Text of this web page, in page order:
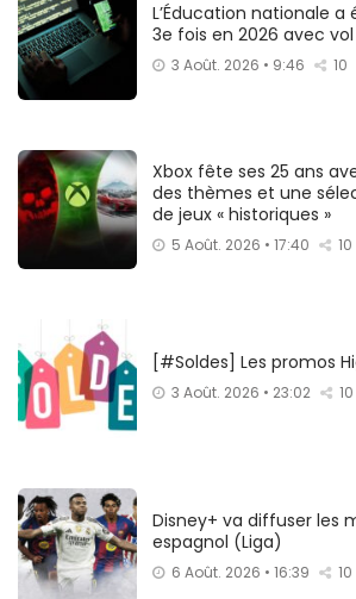
L’Éducation nationale
3e fois en 2026 avec
3 Août. 2026 • 9:46 10
Xbox fête ses 25 ans
des thèmes et une
de jeux « historiques »
5 Août. 2026 • 17:40 10
[#Soldes] Les promos
3 Août. 2026 • 23:02 10
Disney+ va diffuser les
espagnol (Liga)
6 Août. 2026 • 16:39 10